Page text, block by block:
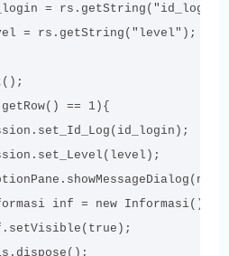
== 1){
= new Informasi();